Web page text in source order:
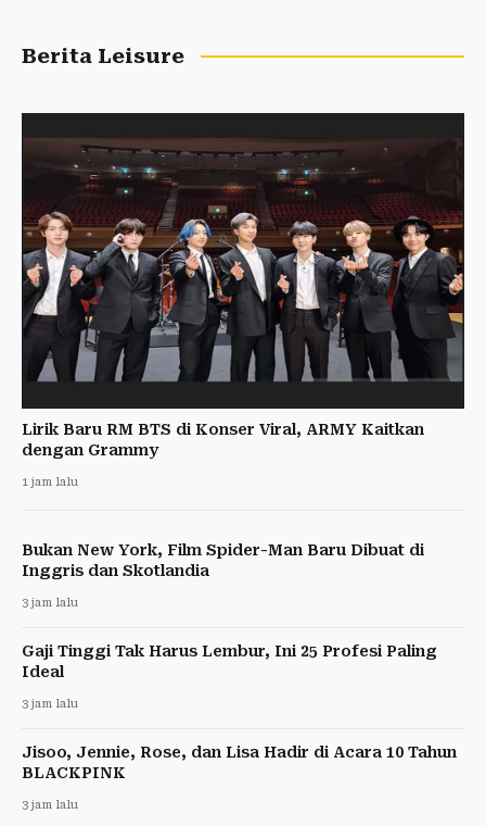
Berita Leisure
Lirik Baru RM BTS di Konser Viral, ARMY Kaitkan
dengan Grammy
1 jam lalu
Bukan New York, Film Spider-Man Baru Dibuat di
Inggris dan Skotlandia
3 jam lalu
Gaji Tinggi Tak Harus Lembur, Ini 25 Profesi Paling
Ideal
3 jam lalu
Jisoo, Jennie, Rose, dan Lisa Hadir di Acara 10 Tahun
BLACKPINK
3 jam lalu